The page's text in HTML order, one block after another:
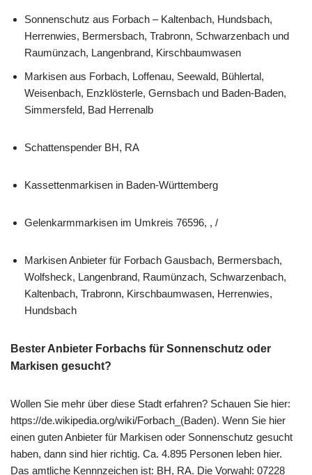
Sonnenschutz aus Forbach – Kaltenbach, Hundsbach,
Herrenwies, Bermersbach, Trabronn, Schwarzenbach und
Raumünzach, Langenbrand, Kirschbaumwasen
Markisen aus Forbach, Loffenau, Seewald, Bühlertal,
Weisenbach, Enzklösterle, Gernsbach und Baden-Baden,
Simmersfeld, Bad Herrenalb
Schattenspender BH, RA
Kassettenmarkisen in Baden-Württemberg
Gelenkarmmarkisen im Umkreis 76596, , /
Markisen Anbieter für Forbach Gausbach, Bermersbach,
Wolfsheck, Langenbrand, Raumünzach, Schwarzenbach,
Kaltenbach, Trabronn, Kirschbaumwasen, Herrenwies,
Hundsbach
Bester Anbieter Forbachs für Sonnenschutz oder
Markisen gesucht?
Wollen Sie mehr über diese Stadt erfahren? Schauen Sie hier:
https://de.wikipedia.org/wiki/Forbach_(Baden). Wenn Sie hier
einen guten Anbieter für Markisen oder Sonnenschutz gesucht
haben, dann sind hier richtig. Ca. 4.895 Personen leben hier.
Das amtliche Kennnzeichen ist: BH, RA. Die Vorwahl: 07228